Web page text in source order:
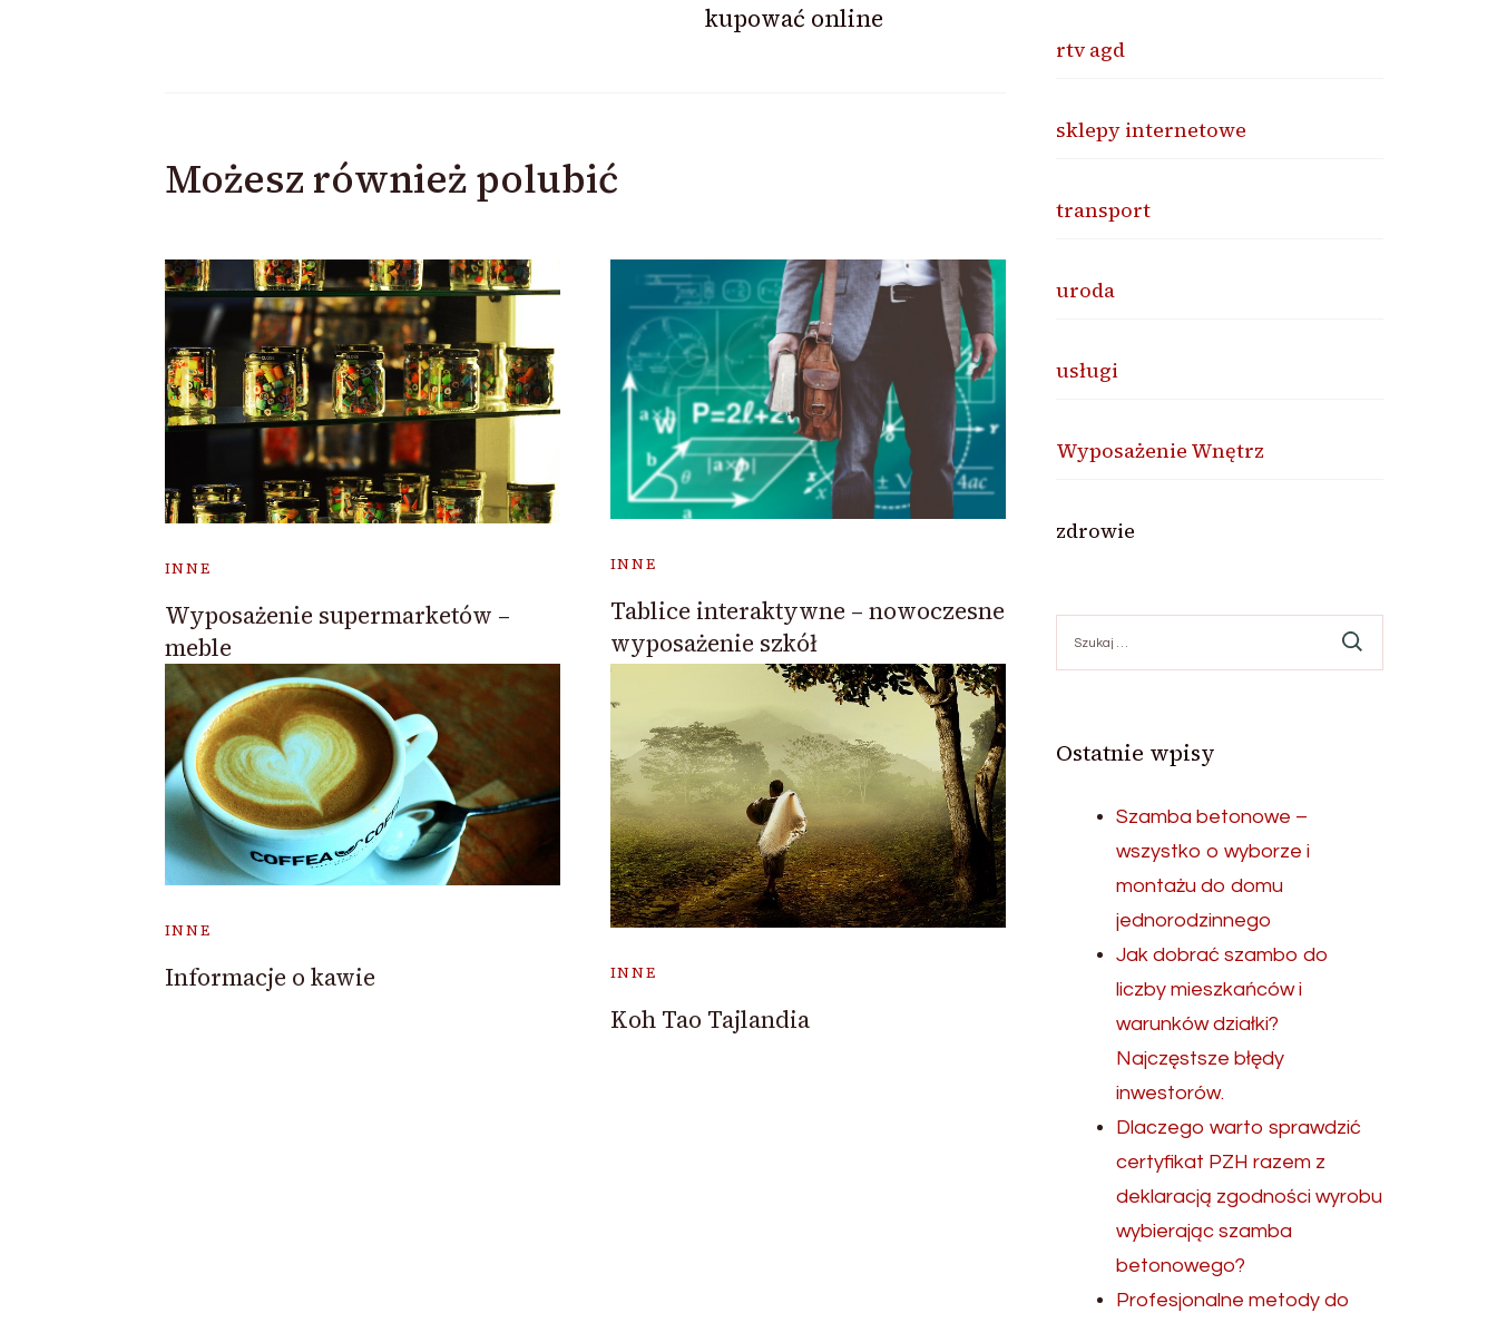
kupować online
Możesz również polubić
INNE
Wyposażenie supermarketów –
meble
INNE
Tablice interaktywne – nowoczesne
wyposażenie szkół
INNE
Informacje o kawie INNE
Koh Tao Tajlandia
rtv agd
sklepy internetowe
transport
uroda
usługi
Wyposażenie Wnętrz
zdrowie
Ostatnie wpisy
Szamba betonowe –
wszystko o wyborze i
montażu do domu
jednorodzinnego
Jak dobrać szambo do
liczby mieszkańców i
warunków działki?
Najczęstsze błędy
inwestorów.
Dlaczego warto sprawdzić
certyfikat PZH razem z
deklaracją zgodności wyrobu
wybierając szamba
betonowego?
Profesjonalne metody do